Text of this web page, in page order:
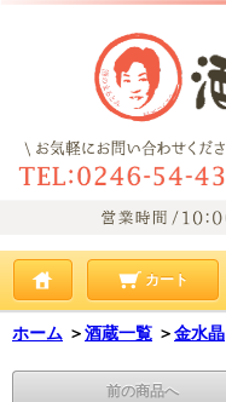
カート
ホーム ＞酒蔵一覧 ＞金水晶
前の商品へ